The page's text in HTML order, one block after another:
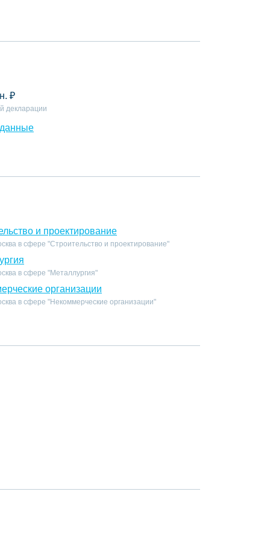
₽
декларации
и проектирование
в сфере "Строительство и проектирование"
в сфере "Металлургия"
организации
в сфере "Некоммерческие организации"